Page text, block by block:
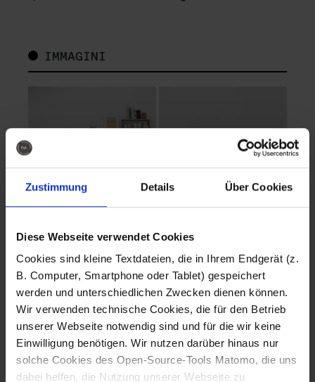
Zustimmung Details Über Cookies
Diese Webseite verwendet Cookies
Cookies sind kleine Textdateien, die in Ihrem Endgerät (z.
B. Computer, Smartphone oder Tablet) gespeichert
werden und unterschiedlichen Zwecken dienen können.
Wir verwenden technische Cookies, die für den Betrieb
unserer Webseite notwendig sind und für die wir keine
Einwilligung benötigen. Wir nutzen darüber hinaus nur
solche Cookies des Open-Source-Tools Matomo, die uns
dabei helfen, die Nutzung unserer Webseite zu
IMMAGINI
Fotografo: Lorenz
Sternbach
Download
Fotografo: Lorenz
Sternbach
Download